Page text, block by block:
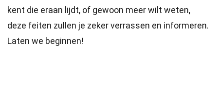
kent die eraan lijdt, of gewoon meer wilt weten,
deze feiten zullen je zeker verrassen en informeren.
Laten we beginnen!